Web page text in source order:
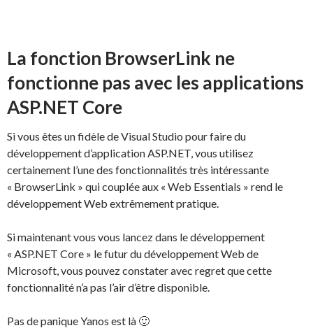
La fonction BrowserLink ne
fonctionne pas avec les applications
ASP.NET Core
Si vous êtes un fidèle de Visual Studio pour faire du
développement d’application ASP.NET, vous utilisez
certainement l’une des fonctionnalités très intéressante
« BrowserLink » qui couplée aux « Web Essentials » rend le
développement Web extrêmement pratique.
Si maintenant vous vous lancez dans le développement
« ASP.NET Core » le futur du développement Web de
Microsoft, vous pouvez constater avec regret que cette
fonctionnalité n’a pas l’air d’être disponible.
Pas de panique Yanos est là 🙂